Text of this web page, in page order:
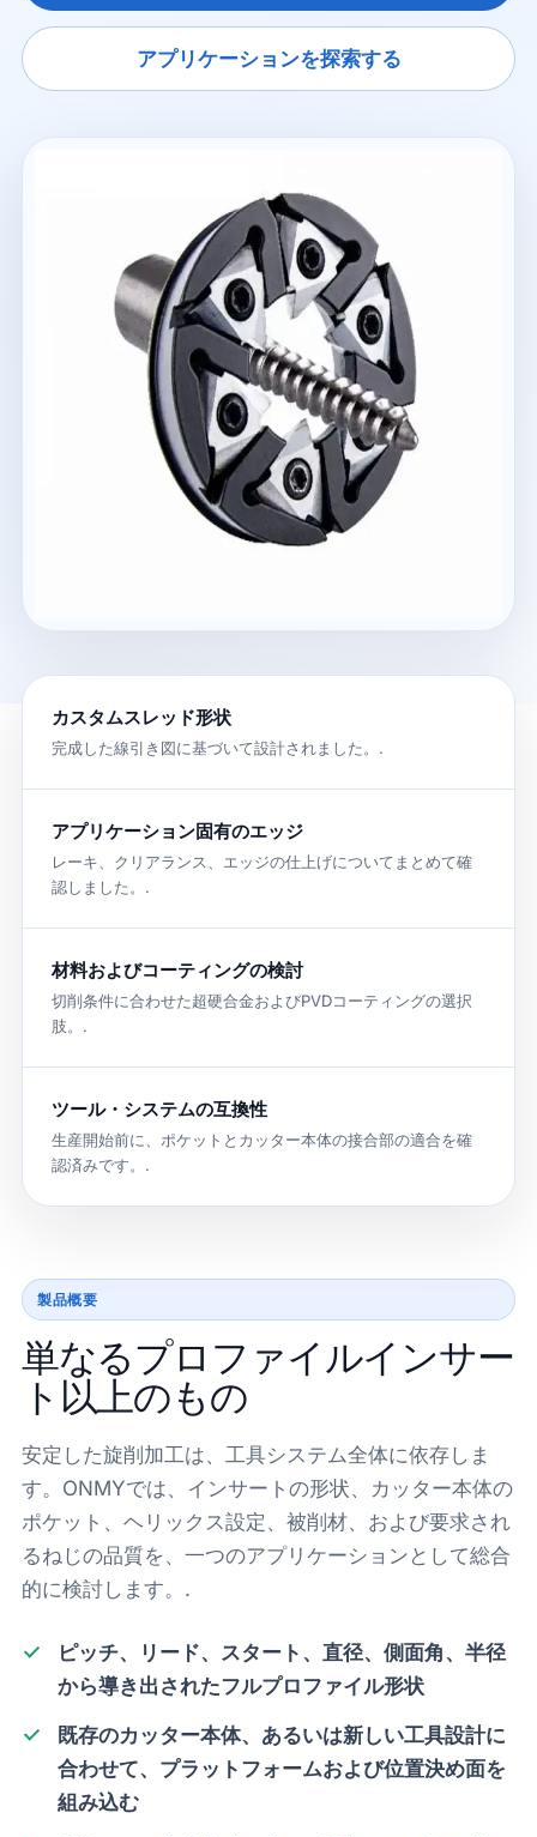
アプリケーションを探索する
カスタムスレッド形状
完成した線引き図に基づいて設計されました。.
アプリケーション固有のエッジ
レーキ、クリアランス、エッジの仕上げについてまとめて確
認しました。.
材料およびコーティングの検討
切削条件に合わせた超硬合金およびPVDコーティングの選択
肢。.
ツール・システムの互換性
生産開始前に、ポケットとカッター本体の接合部の適合を確
認済みです。.
製品概要
単なるプロファイルインサー
ト以上のもの
安定した旋削加工は、工具システム全体に依存しま
す。ONMYでは、インサートの形状、カッター本体の
ポケット、ヘリックス設定、被削材、および要求され
るねじの品質を、一つのアプリケーションとして総合
的に検討します。.
ピッチ、リード、スタート、直径、側面角、半径
から導き出されたフルプロファイル形状
既存のカッター本体、あるいは新しい工具設計に
合わせて、プラットフォームおよび位置決め面を
組み込む